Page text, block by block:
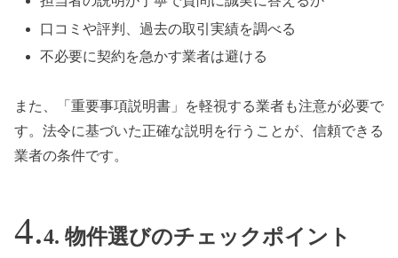
口コミや評判、過去の取引実績を調べる
不必要に契約を急かす業者は避ける
また、「重要事項説明書」を軽視する業者も注意が必要で
す。法令に基づいた正確な説明を行うことが、信頼できる
業者の条件です。
4. 物件選びのチェックポイント